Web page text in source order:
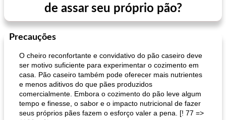
de assar seu próprio pão?
Precauções
O cheiro reconfortante e convidativo do pão caseiro deve
ser motivo suficiente para experimentar o cozimento em
casa. Pão caseiro também pode oferecer mais nutrientes
e menos aditivos do que pães produzidos
comercialmente. Embora o cozimento do pão leve algum
tempo e finesse, o sabor e o impacto nutricional de fazer
seus próprios pães fazem o esforço valer a pena. [! 77 =>